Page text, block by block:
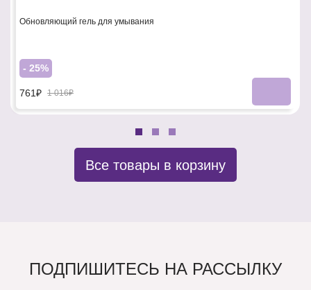
Обновляющий гель для умывания
- 25%
761₽ 1 016₽
Все товары в корзину
ПОДПИШИТЕСЬ НА РАССЫЛКУ